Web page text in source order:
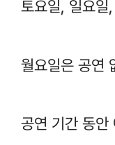
토요일, 일요
월요일은 공연
공연 기간 동안